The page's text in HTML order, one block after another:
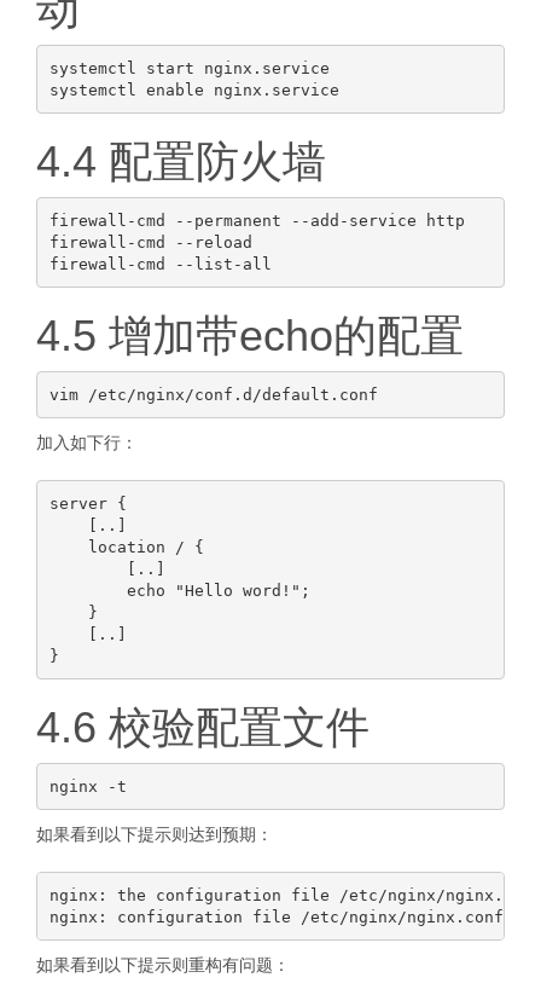
systemctl start nginx.service
4.4 配置防火墙
firewall-cmd --permanent --add-service http
firewall-cmd --reload
4.5 增加带echo的配置
加入如下行：
server {
    [..]
    location / {
        [..]
        echo "Hello word!";
    }
    [..]
4.6 校验配置文件
如果看到以下提示则达到预期：
nginx: the configuration file /etc/nginx/
如果看到以下提示则重构有问题：